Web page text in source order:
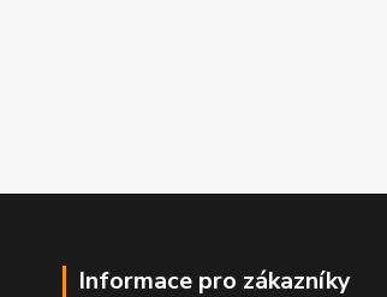
Informace pro zákazníky